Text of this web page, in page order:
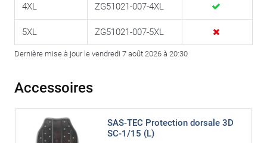
4XL ZG51021-007-4XL
5XL ZG51021-007-5XL
Dernière mise à jour le vendredi 7 août 2026 à 20:30
Accessoires
SAS-TEC Protection dorsale 3D
SC-1/15 (L)